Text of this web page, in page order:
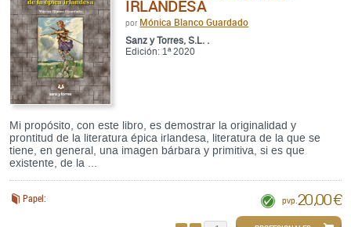
IRLANDESA
por Mónica Blanco Guardado
Sanz y Torres, S.L. .
Edición: 1ª 2020
Mi propósito, con este libro, es demostrar la originalidad y
prontitud de la literatura épica irlandesa, literatura de la que se
tiene, en general, una imagen bárbara y primitiva, si es que
existente, de la ...
Papel: pvp. 20,00 €